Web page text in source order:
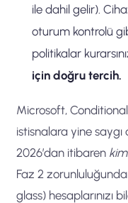
ile dahil gelir).
oturum kontrolü
politikalar
için doğru tercih.
Microsoft,
istisnalara yine
2026’dan itibaren
Faz 2
glass) hesaplarınızı